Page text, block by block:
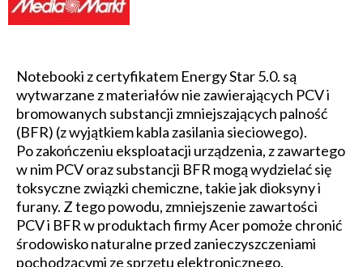
Notebooki z certyfikatem Energy Star 5.0. są
wytwarzane z materiałów nie zawierających PCV i
bromowanych substancji zmniejszających palność
(BFR) (z wyjątkiem kabla zasilania sieciowego).
Po zakończeniu eksploatacji urządzenia, z zawartego
w nim PCV oraz substancji BFR mogą wydzielać się
toksyczne związki chemiczne, takie jak dioksyny i
furany. Z tego powodu, zmniejszenie zawartości
PCV i BFR w produktach firmy Acer pomoże chronić
środowisko naturalne przed zanieczyszczeniami
pochodzącymi ze sprzętu elektronicznego.